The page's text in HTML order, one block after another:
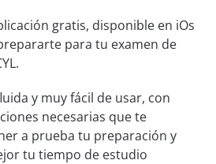
gratis, disponible en iOs
para tu examen de
y muy fácil de usar, con
necesarias que te
a prueba tu preparación y
tu tiempo de estudio